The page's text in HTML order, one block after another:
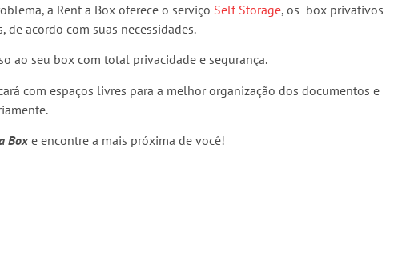
a Rent a Box oferece o serviço Self Storage, os box privativos
de acordo com suas necessidades.
ao seu box com total privacidade e segurança.
com espaços livres para a melhor organização dos documentos e
Boxe encontre a mais próxima de você!